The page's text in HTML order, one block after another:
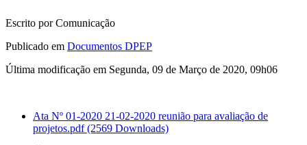
Escrito por Comunicação
Publicado em Documentos DPEP
Última modificação em Segunda, 09 de Março de 2020, 09h06
Ata Nº 01-2020 21-02-2020 reunião para avaliação de
projetos.pdf(2569 Downloads)